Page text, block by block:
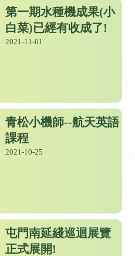
第一期水種機成果(小
白菜)已經有收成了!
2021-11-01
青松小機師--航天英語
課程
2021-10-25
屯門南延綫巡迴展覽
正式展開!